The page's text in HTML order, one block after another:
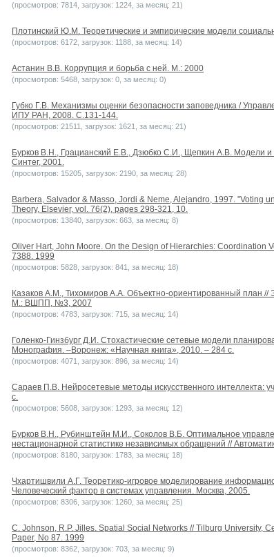
(просмотров: 7814, загрузок: 1224, за месяц: 21)
Плотинский Ю.М. Теоретические и эмпирические модели
(просмотров: 6172, загрузок: 1188, за месяц: 14)
Астанин В.В. Коррупция и борьба с ней. М.: 2000
(просмотров: 5468, загрузок: 0, за месяц: 0)
Губко Г.В. Механизмы оценки безопасности заповедника /
ИПУ РАН, 2008. С.131-144.
(просмотров: 21511, загрузок: 1621, за месяц: 21)
Бурков В.Н., Грацианский Е.В., Дзюбко С.И., Щепкин А.В. Модели
Синтег, 2001.
(просмотров: 15205, загрузок: 2190, за месяц: 28)
Barbera, Salvador & Masso, Jordi & Neme, Alejandro, 1997. "Voting
Theory, Elsevier, vol. 76(2), pages 298-321, 10.
(просмотров: 13840, загрузок: 663, за месяц: 8)
Oliver Hart, John Moore. On the Design of Hierarchies: Coordination
7388. 1999
(просмотров: 5828, загрузок: 841, за месяц: 18)
Казаков А.М., Тихомиров А.А. Объектно-ориентированный план //
М.: ВШПП, №3, 2007
(просмотров: 4783, загрузок: 715, за месяц: 14)
Голенко-Гинзбург Д.И. Стохастические сетевые модели
Монография. –Воронеж: «Научная книга», 2010. – 284 с.
(просмотров: 4071, загрузок: 896, за месяц: 14)
Сараев П.В. Нейросетевые методы искусственного интеллекта:
с.
(просмотров: 5608, загрузок: 1293, за месяц: 12)
Бурков B.H., Рубинштейн М.И., Соколов В.Б. Оптимальное
нестационарной статистике независимых обращений //
(просмотров: 8180, загрузок: 1783, за месяц: 18)
Чхартишвили А.Г. Теоретико-игровое моделирование
Человеческий фактор в системах управления. Москва, 2005.
(просмотров: 8306, загрузок: 1260, за месяц: 25)
C. Johnson, R.P. Jilles. Spatial Social Networks // Tilburg University,
Paper, No 87. 1999
(просмотров: 8362, загрузок: 703, за месяц: 9)